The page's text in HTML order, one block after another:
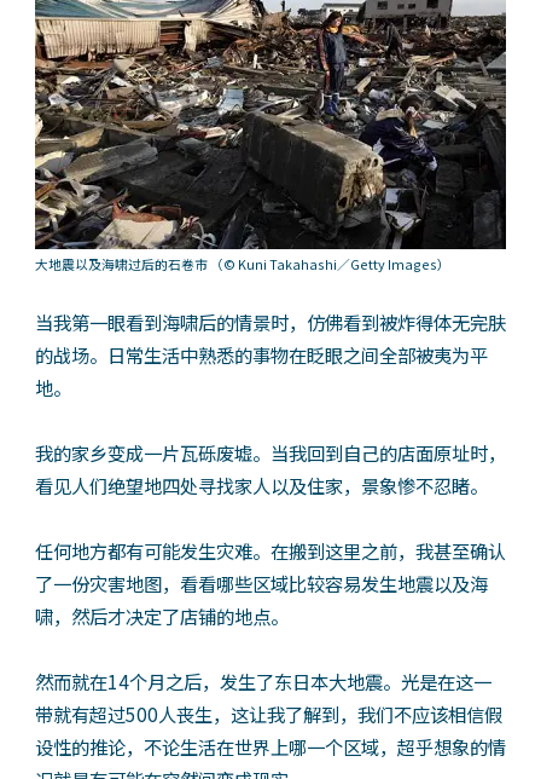
大地震以及海啸过后的石卷市 （© Kuni Takahashi／Getty Images）
当我第一眼看到海啸后的情景时，仿佛看到被炸得体无完肤
的战场。日常生活中熟悉的事物在眨眼之间全部被夷为平
地。
我的家乡变成一片瓦砾废墟。当我回到自己的店面原址时，
看见人们绝望地四处寻找家人以及住家，景象惨不忍睹。
任何地方都有可能发生灾难。在搬到这里之前，我甚至确认
了一份灾害地图，看看哪些区域比较容易发生地震以及海
啸，然后才决定了店铺的地点。
然而就在14个月之后，发生了东日本大地震。光是在这一
带就有超过500人丧生，这让我了解到，我们不应该相信假
设性的推论，不论生活在世界上哪一个区域，超乎想象的情